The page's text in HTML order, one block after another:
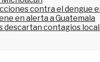
contra el dengue
en alerta a Guatemala
descartan contagios